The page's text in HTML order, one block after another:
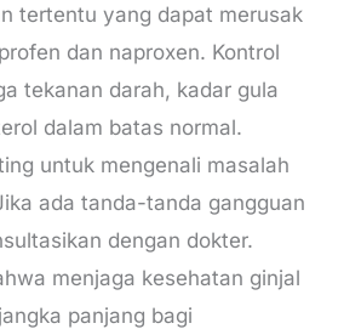
tertentu yang dapat merusak
dan naproxen. Kontrol
tekanan darah, kadar gula
dalam batas normal.
untuk mengenali masalah
ada tanda-tanda gangguan
dengan dokter.
menjaga kesehatan ginjal
panjang bagi